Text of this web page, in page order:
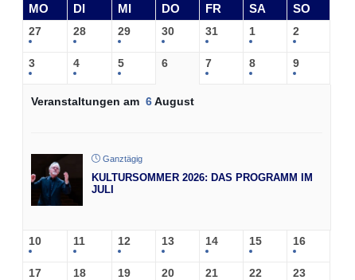
MO DI MI DO FR SA SO
27 28 29 30 31 1 2
3 4 5 6 7 8 9
Veranstaltungen am 6August
Ganztägig
KULTURSOMMER 2026: DAS PROGRAMM IM
JULI
10 11 12 13 14 15 16
17 18 19 20 21 22 23